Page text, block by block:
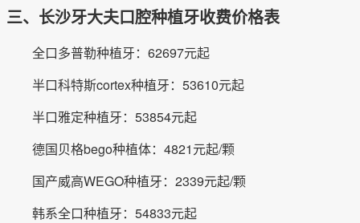
三、长沙牙大夫口腔种植牙收费价格表
全口多普勒种植牙：62697元起
半口科特斯cortex种植牙：53610元起
半口雅定种植牙：53854元起
德国贝格bego种植体：4821元起/颗
国产威高WEGO种植牙：2339元起/颗
韩系全口种植牙：54833元起